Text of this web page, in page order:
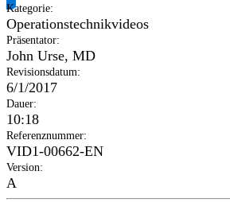
Kategorie:
Operationstechnikvideos
Präsentator:
John Urse, MD
Revisionsdatum:
6/1/2017
Dauer:
10:18
Referenznummer:
VID1-00662-EN
Version:
A